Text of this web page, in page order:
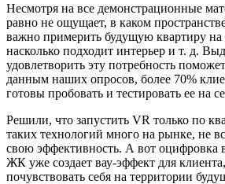
Несмотря на все демонстрационные
равно не ощущает, в каком
важно примерить будущую квартиру на
насколько подходит интерьер и т. д.
удовлетворить эту потребность
данным наших опросов, более 70%
готовы пробовать и тестировать ее на
Решили, что запустить VR только по
таких технологий много на рынке, не
свою эффективность. А вот оцифровка
ЖК уже создает вау-эффект для
почувствовать себя на территории